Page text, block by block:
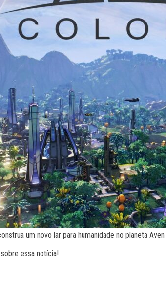
um novo lar para humanidade no planeta
essa notícia!